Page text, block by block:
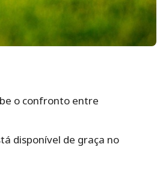
o confronto entre
disponível de graça no